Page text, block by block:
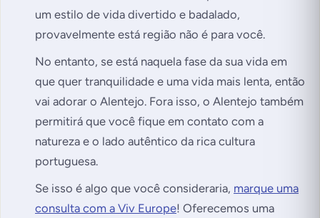
um estilo de vida divertido e badalado,
provavelmente está região não é para você.
No entanto, se está naquela fase da sua vida em
que quer tranquilidade e uma vida mais lenta, então
vai adorar o Alentejo. Fora isso, o Alentejo também
permitirá que você fique em contato com a
natureza e o lado autêntico da rica cultura
portuguesa.
Se isso é algo que você consideraria, marque uma
consulta com a Viv Europe! Oferecemos uma